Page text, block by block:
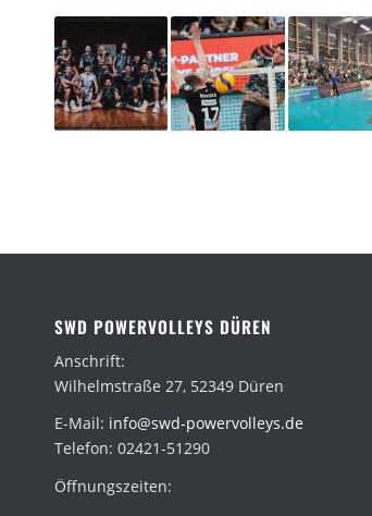
SWD POWERVOLLEYS DÜREN
Anschrift:
Wilhelmstraße 27, 52349 Düren
E-Mail: info@swd-powervolleys.de
Telefon: 02421-51290
Öffnungszeiten: